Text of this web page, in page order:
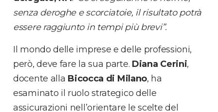
senza deroghe e scorciatoie, il risultato potrà
essere raggiunto in tempi più brevi”.
Il mondo delle imprese e delle professioni,
però, deve fare la sua parte. Diana Cerini,
docente alla Bicocca di Milano, ha
esaminato il ruolo strategico delle
assicurazioni nell’orientare le scelte del